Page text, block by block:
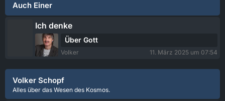
Auch Einer
Ich denke
e
t
z
t
e
B
Über Gott
Volker 11. März 2025 um 07:54
Volker Schopf
Alles über das Wesen des Kosmos.